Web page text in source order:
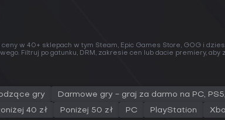
ceny w 40+ sklepach w tym Steam, Epic Games Store, GOG i
. Filtruj po gatunku, DRM, zakresie cen lub dacie premiery, aby
gry Darmowe gry - graj za darmo na PC,
40 zł Poniżej 50 zł PC PlayStation